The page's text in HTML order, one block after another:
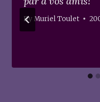
ByMuriel Toulet